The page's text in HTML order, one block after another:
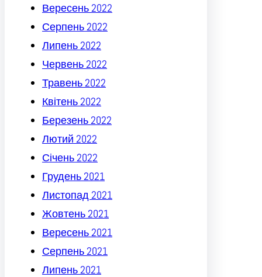
Вересень 2022
Серпень 2022
Липень 2022
Червень 2022
Травень 2022
Квітень 2022
Березень 2022
Лютий 2022
Січень 2022
Грудень 2021
Листопад 2021
Жовтень 2021
Вересень 2021
Серпень 2021
Липень 2021